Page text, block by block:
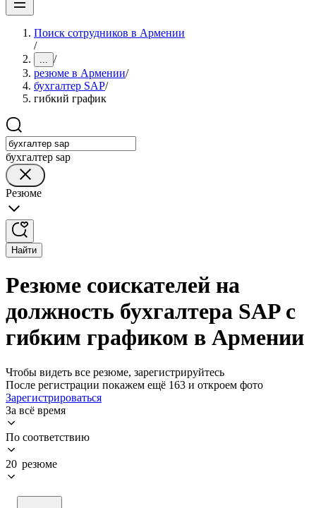
Поиск сотрудников в Армении
/
... /
резюме в Армении/
бухгалтер SAP/
гибкий график
бухгалтер sap
Резюме
Найти
Резюме соискателей на
должность бухгалтера SAP с
гибким графиком в Армении
Чтобы видеть все резюме, зарегистрируйтесь
После регистрации покажем ещё 163 и откроем фото
Зарегистрироваться
За всё время
По соответствию
20 резюме